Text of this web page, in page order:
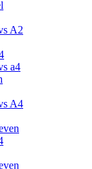
A2
a4
A4